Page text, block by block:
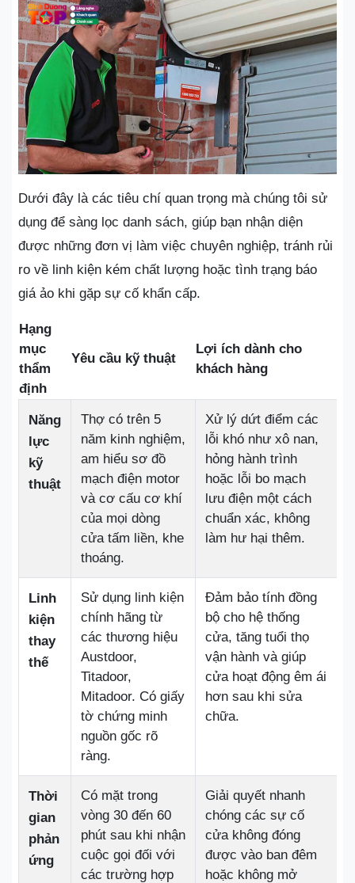
Dưới đây là các tiêu chí quan trọng mà chúng tôi sử
dụng để sàng lọc danh sách, giúp bạn nhận diện
được những đơn vị làm việc chuyên nghiệp, tránh rủi
ro về linh kiện kém chất lượng hoặc tình trạng báo
giá ảo khi gặp sự cố khẩn cấp.
Hạng
mục
thẩm
định
Yêu cầu kỹ thuật
Lợi ích dành cho
khách hàng
Năng
lực
kỹ
thuật
Thợ có trên 5
năm kinh nghiệm,
am hiểu sơ đồ
mạch điện motor
và cơ cấu cơ khí
của mọi dòng
cửa tấm liền, khe
thoáng.
Xử lý dứt điểm các
lỗi khó như xô nan,
hỏng hành trình
hoặc lỗi bo mạch
lưu điện một cách
chuẩn xác, không
làm hư hại thêm.
Linh
kiện
thay
thế
Sử dụng linh kiện
chính hãng từ
các thương hiệu
Austdoor,
Titadoor,
Mitadoor. Có giấy
tờ chứng minh
nguồn gốc rõ
ràng.
Đảm bảo tính đồng
bộ cho hệ thống
cửa, tăng tuổi thọ
vận hành và giúp
cửa hoạt động êm ái
hơn sau khi sửa
chữa.
Thời
gian
phản
ứng
Có mặt trong
vòng 30 đến 60
phút sau khi nhận
cuộc gọi đối với
các trường hợp
Giải quyết nhanh
chóng các sự cố
cửa không đóng
được vào ban đêm
hoặc không mở